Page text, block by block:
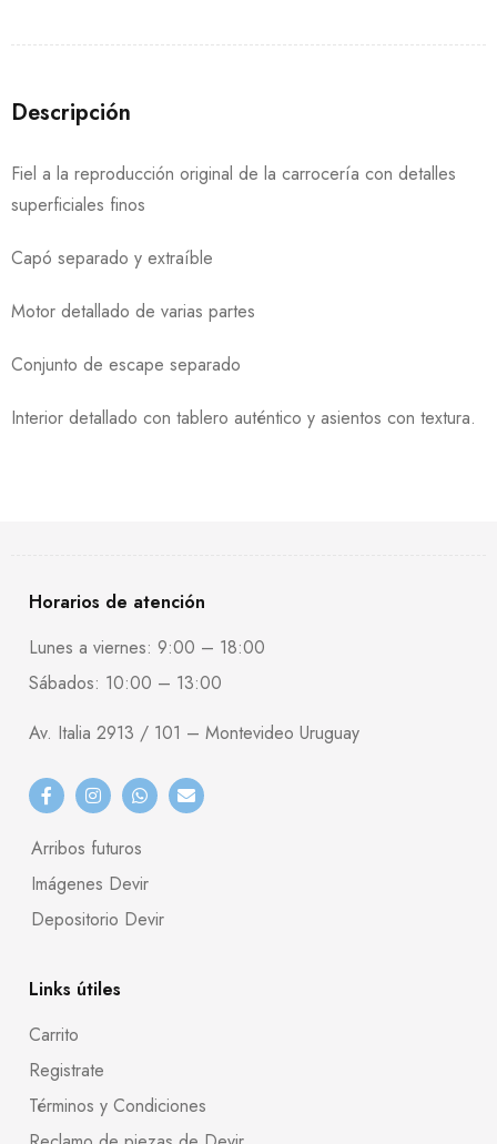
Descripción
Fiel a la reproducción original de la carrocería con detalles
superficiales finos
Capó separado y extraíble
Motor detallado de varias partes
Conjunto de escape separado
Interior detallado con tablero auténtico y asientos con textura.
Horarios de atención
Lunes a viernes: 9:00 – 18:00
Sábados: 10:00 – 13:00
Av. Italia 2913 / 101 – Montevideo Uruguay
Arribos futuros
Imágenes Devir
Depositorio Devir
Links útiles
Carrito
Registrate
Términos y Condiciones